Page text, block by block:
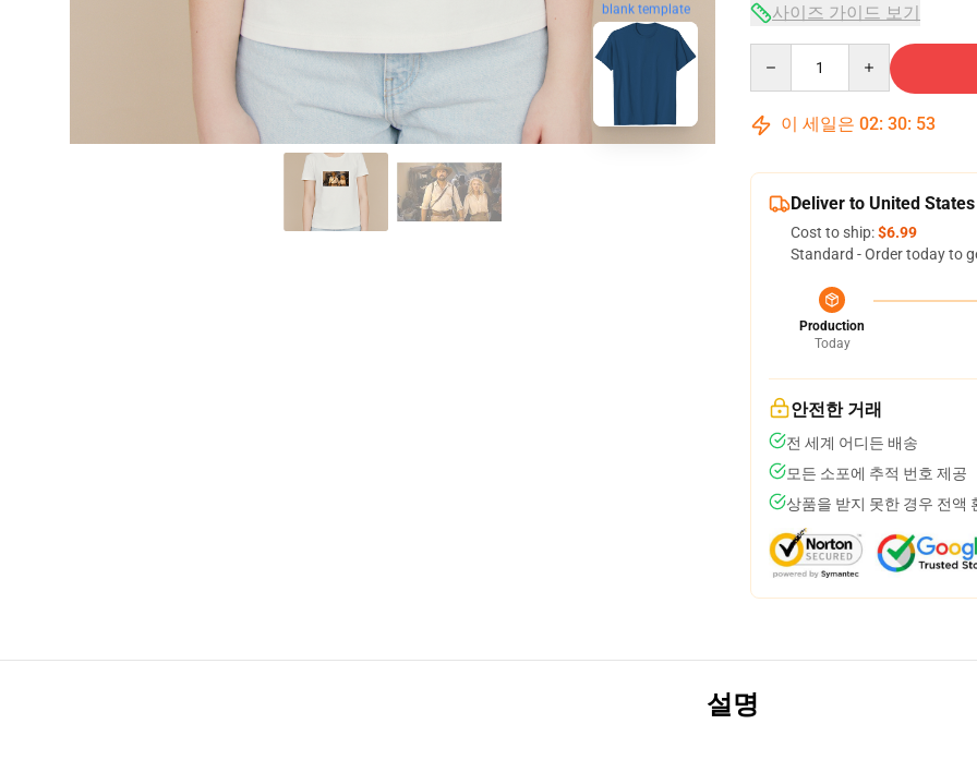
blank template 사이즈 가이드 보기
이 세일은 02: 30: 51
Deliver to United States
Cost to ship:$6.99
Standard - Order today to
Production
Today
안전한 거래
전 세계 어디든 배송
모든 소포에 추적 번호 제공
상품을 받지 못한 경우 전액
설명